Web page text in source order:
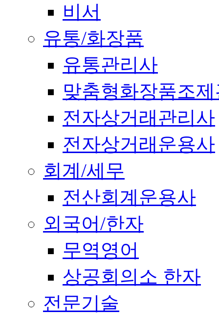
비서
유통/화장품
유통관리사
맞춤형화장품조
전자상거래관리사
전자상거래운용사
회계/세무
전산회계운용사
외국어/한자
무역영어
상공회의소 한자
전문기술